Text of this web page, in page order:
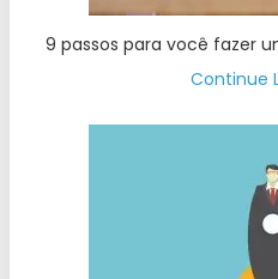
9 passos para você fazer
Continue